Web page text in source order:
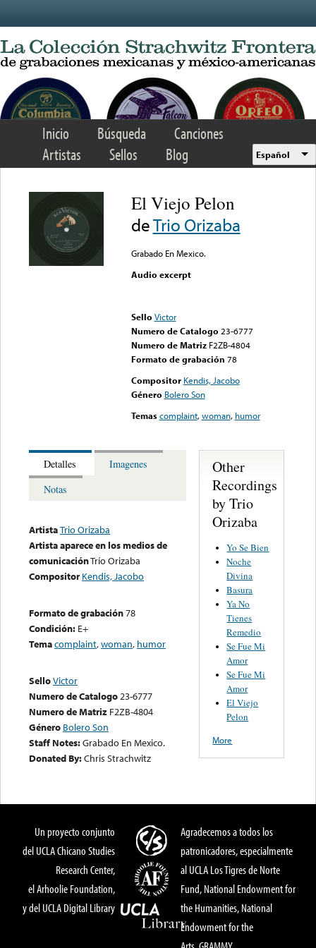
Inicio Búsqueda
Canciones
Artistas
Sellos Blog Español
El Viejo Pelon
deTrio Orizaba
Grabado En Mexico.
Audio excerpt
Sello Victor
Numero de Catalogo 23-6777
Numero de Matriz F2ZB-4804
Formato de grabación 78
Compositor Kendis, Jacobo
Género Bolero Son
Temas complaint,woman, humor
Detalles
Imagenes
Notas
ArtistaTrio Orizaba
Artista aparece en los medios de
comunicaciónTrío Orizaba
Compositor Kendis, Jacobo
Formato de grabación78
Condición: E+
Temacomplaint,woman, humor
SelloVictor
Numero de Catalogo23-6777
Numero de Matriz F2ZB-4804
Género Bolero Son
Staff Notes:Grabado En Mexico.
Donated By:Chris Strachwitz
Other
Recordings
by Trio
Orizaba
Yo Se Bien
Noche
Divina
Basura
Ya No
Tienes
Remedio
Se Fue Mi
Amor
Se Fue Mi
Amor
El Viejo
Pelon
More
Un proyecto conjunto
del UCLA Chicano Studies
Research Center,
el Arhoolie Foundation,
y del UCLA Digital Library
Agradecemos a todos los
patronicadores, especialmente
al UCLA Los Tigres de Norte
Fund, National Endowment for
the Humanities, National
Endowment for the